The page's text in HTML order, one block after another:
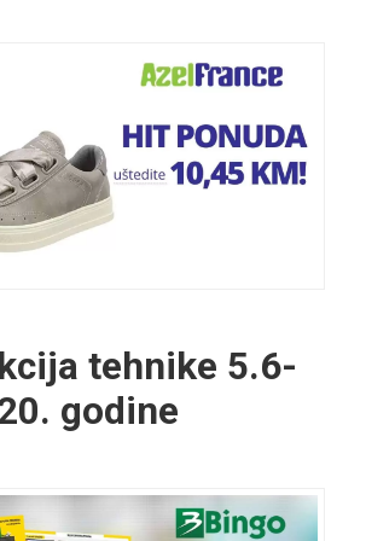
tehnike 5.6-
godine